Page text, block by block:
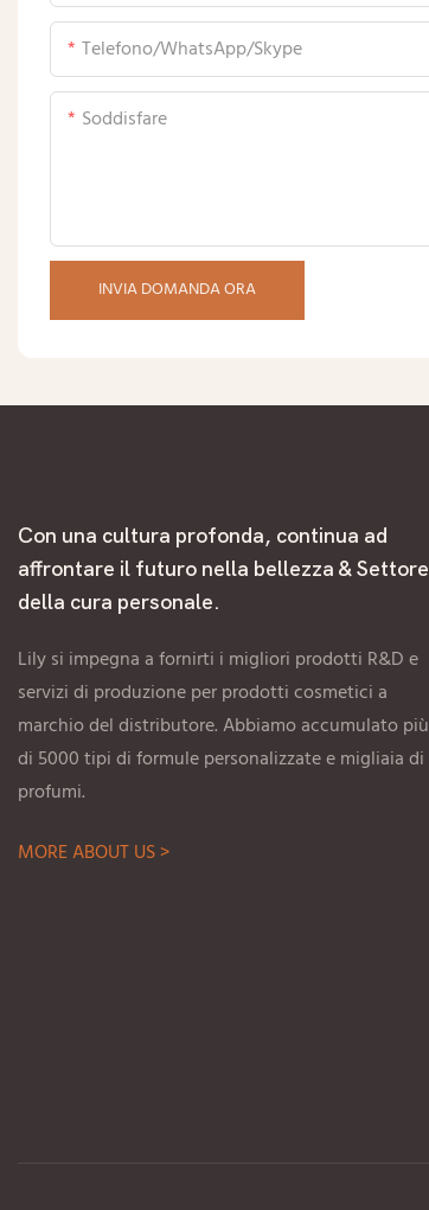
Telefono/WhatsApp/Skype
Soddisfare
INVIA DOMANDA ORA
Con una cultura profonda, continua ad
affrontare il futuro nella bellezza & Settore
della cura personale.
Lily si impegna a fornirti i migliori prodotti R&D e
servizi di produzione per prodotti cosmetici a
marchio del distributore. Abbiamo accumulato più
di 5000 tipi di formule personalizzate e migliaia di
profumi.
MORE ABOUT US >